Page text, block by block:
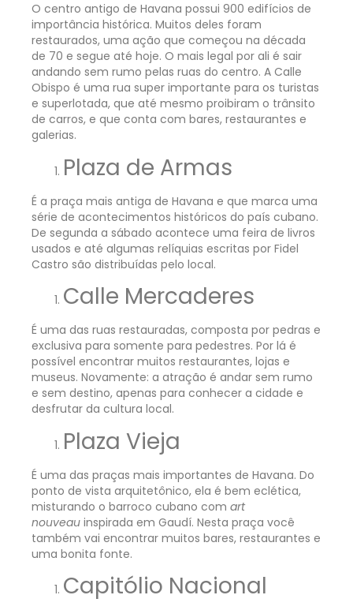
O centro antigo de Havana possui 900 edifícios de
importância histórica. Muitos deles foram
restaurados, uma ação que começou na década
de 70 e segue até hoje. O mais legal por ali é sair
andando sem rumo pelas ruas do centro. A Calle
Obispo é uma rua super importante para os turistas
e superlotada, que até mesmo proibiram o trânsito
de carros, e que conta com bares, restaurantes e
galerias.
Plaza de Armas
É a praça mais antiga de Havana e que marca uma
série de acontecimentos históricos do país cubano.
De segunda a sábado acontece uma feira de livros
usados e até algumas relíquias escritas por Fidel
Castro são distribuídas pelo local.
Calle Mercaderes
É uma das ruas restauradas, composta por pedras e
exclusiva para somente para pedestres. Por lá é
possível encontrar muitos restaurantes, lojas e
museus. Novamente: a atração é andar sem rumo
e sem destino, apenas para conhecer a cidade e
desfrutar da cultura local.
Plaza Vieja
É uma das praças mais importantes de Havana. Do
ponto de vista arquitetônico, ela é bem eclética,
misturando o barroco cubano com art
nouveau inspirada em Gaudí. Nesta praça você
também vai encontrar muitos bares, restaurantes e
uma bonita fonte.
Capitólio Nacional